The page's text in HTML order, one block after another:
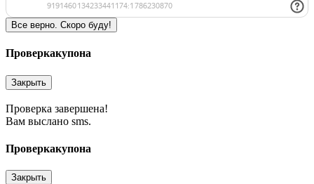
Все верно. Скоро буду!
Проверкакупона
Закрыть
Проверка завершена!
Вам выслано sms.
Проверкакупона
Закрыть